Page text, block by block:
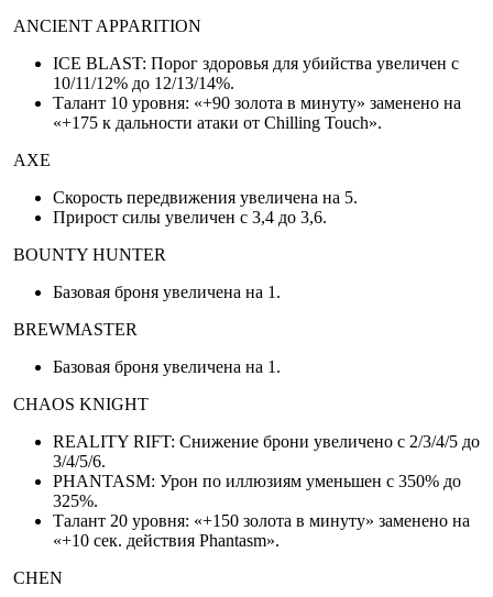
ANCIENT APPARITION
ICE BLAST: Порог здоровья для убийства увеличен с
10/11/12% до 12/13/14%.
Талант 10 уровня: «+90 золота в минуту» заменено на
«+175 к дальности атаки от Chilling Touch».
AXE
Скорость передвижения увеличена на 5.
Прирост силы увеличен с 3,4 до 3,6.
BOUNTY HUNTER
Базовая броня увеличена на 1.
BREWMASTER
Базовая броня увеличена на 1.
CHAOS KNIGHT
REALITY RIFT: Снижение брони увеличено с 2/3/4/5 до
3/4/5/6.
PHANTASM: Урон по иллюзиям уменьшен с 350% до
325%.
Талант 20 уровня: «+150 золота в минуту» заменено на
«+10 сек. действия Phantasm».
CHEN